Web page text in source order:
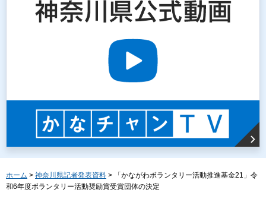
ホーム > 神奈川県記者発表資料 > 「かながわボランタリー活動推進基金21」令
和6年度ボランタリー活動奨励賞受賞団体の決定